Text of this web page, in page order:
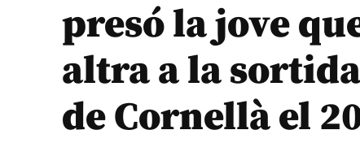
presó la jove
altra a la
de Cornellà el